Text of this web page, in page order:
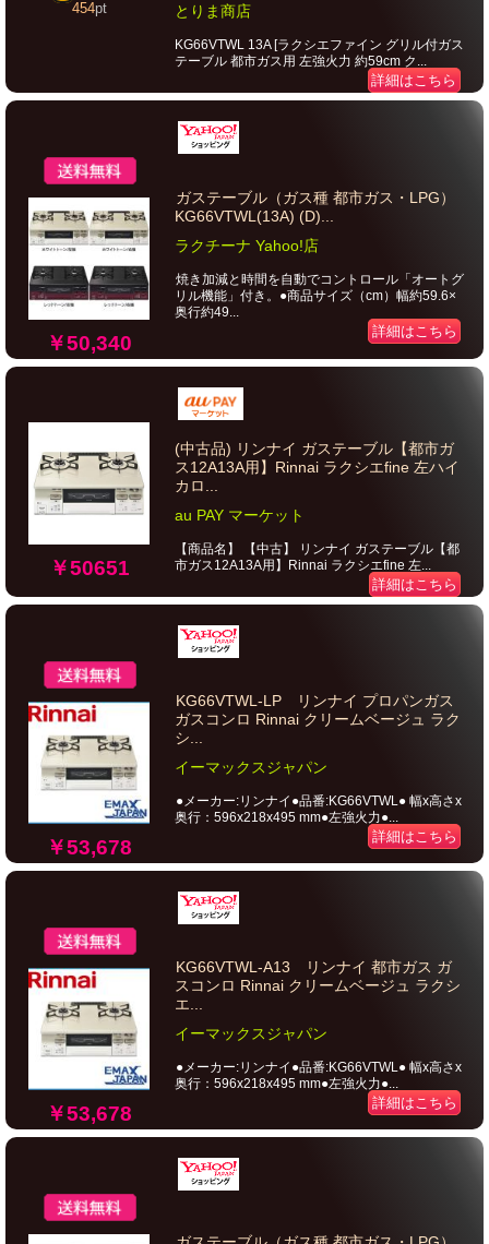
454pt
とりま商店
KG66VTWL 13A [ラクシエファイン グリル付ガス
テーブル 都市ガス用 左強火力 約59cm ク...
詳細はこちら
￥50,340
ガステーブル（ガス種 都市ガス・LPG）
KG66VTWL(13A) (D)...
ラクチーナ Yahoo!店
焼き加減と時間を自動でコントロール「オートグ
リル機能」付き。●商品サイズ（cm）幅約59.6×
奥行約49...
詳細はこちら
￥50651
(中古品) リンナイ ガステーブル【都市ガ
ス12A13A用】Rinnai ラクシエfine 左ハイ
カロ...
au PAY マーケット
【商品名】 【中古】 リンナイ ガステーブル【都
市ガス12A13A用】Rinnai ラクシエfine 左...
詳細はこちら
￥53,678
KG66VTWL-LP リンナイ プロパンガス
ガスコンロ Rinnai クリームベージュ ラク
シ...
イーマックスジャパン
●メーカー:リンナイ●品番:KG66VTWL● 幅x高さx
奥行：596x218x495 mm●左強火力●...
詳細はこちら
￥53,678
KG66VTWL-A13 リンナイ 都市ガス ガ
スコンロ Rinnai クリームベージュ ラクシ
エ...
イーマックスジャパン
●メーカー:リンナイ●品番:KG66VTWL● 幅x高さx
奥行：596x218x495 mm●左強火力●...
詳細はこちら